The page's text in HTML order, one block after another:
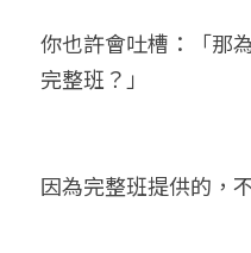
你也許會吐槽：「那
完整班？」
因為完整班提供的，